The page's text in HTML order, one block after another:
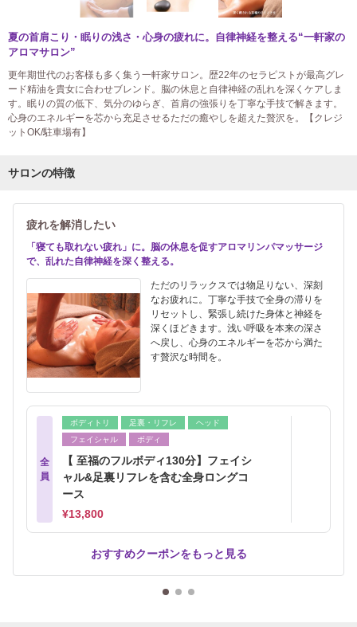
夏の首肩こり・眠りの浅さ・心身の疲れに。自律神経を整える“一軒家の
アロマサロン”
更年期世代のお客様も多く集う一軒家サロン。歴22年のセラピストが最高グレ
ード精油を貴女に合わせブレンド。脳の休息と自律神経の乱れを深くケアしま
す。眠りの質の低下、気分のゆらぎ、首肩の強張りを丁寧な手技で解きます。
心身のエネルギーを芯から充足させるただの癒やしを超えた贅沢を。【クレジ
ットOK/駐車場有】
サロンの特徴
疲れを解消したい
「寝ても取れない疲れ」に。脳の休息を促すアロマリンパマッサージ
で、乱れた自律神経を深く整える。
ただのリラックスでは物足りない、深刻
なお疲れに。丁寧な手技で全身の滞りを
リセットし、緊張し続けた身体と神経を
深くほどきます。浅い呼吸を本来の深さ
へ戻し、心身のエネルギーを芯から満た
す贅沢な時間を。
全
員
ボディトリ 足裏・リフレ
ヘッド
フェイシャル
ボディ
【 至福のフルボディ130分】フェイシ
ャル&足裏リフレを含む全身ロングコ
ース
¥13,800
おすすめクーポンをもっと見る